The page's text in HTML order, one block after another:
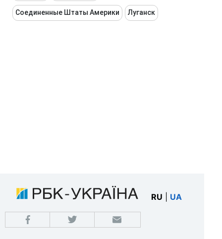
Соединенные Штаты Америки Луганск
RU UA